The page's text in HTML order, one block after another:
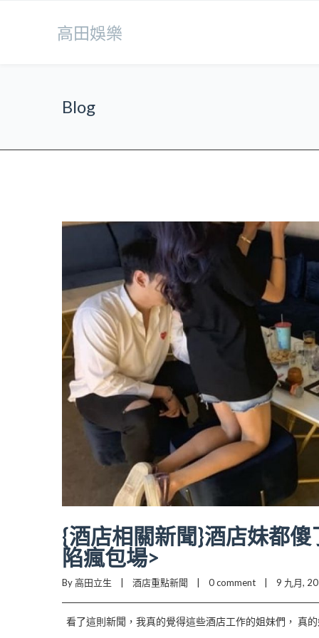
高田娛樂
Blog
{酒店相關新聞}酒店妹都
陷瘋包場>
By 高田立生    | 酒店重點新聞 0 comment
|    9 九月,
看了這則新聞，我真的覺得這些酒店工作的姐妹們， 真